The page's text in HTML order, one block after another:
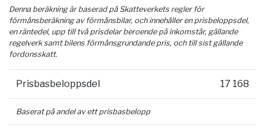
Denna beräkning är baserad på Skatteverkets regler för
förmånsberäkning av förmånsbilar, och innehåller en prisbeloppsdel,
en räntedel, upp till två prisdelar beroende på inkomstår, gällande
regelverk samt bilens förmånsgrundande pris, och till sist gällande
fordonsskatt.
Prisbasbeloppsdel 17 168
Baserat på andel av ett prisbasbelopp